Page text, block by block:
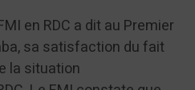
en RDC a dit au Premier
sa satisfaction du fait
la situation